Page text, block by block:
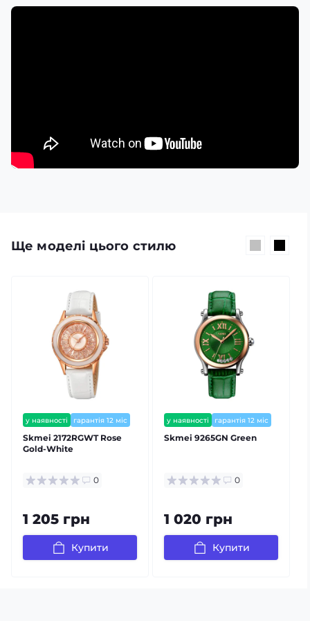
Ще моделі цього стилю
у наявності гарантія 12 міс
Skmei 2172RGWT Rose
Gold-White
0
1 205 грн
Купити
у наявності гарантія 12 міс
Skmei 9265GN Green
0
1 020 грн
Купити